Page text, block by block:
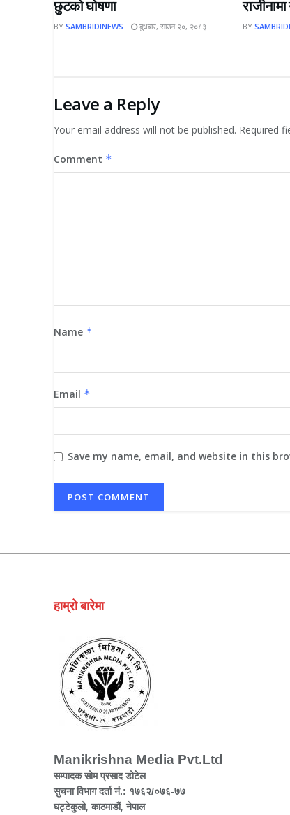
छुटको घोषणा
BY SAMBRIDINEWS बुधबार, साउन २०, २०८३ BY
Leave a Reply
Your email address will not be published. Required
Comment *
Name *
Email *
Save my name, email, and website in this
हाम्रो बारेमा
Manikrishna Media Pvt.Ltd
सम्पादक सोम प्रसाद डोटेल
सुचना विभाग दर्ता नं.: १७६२/०७६-७७
घट्टेकुलो, काठमाडौं, नेपाल